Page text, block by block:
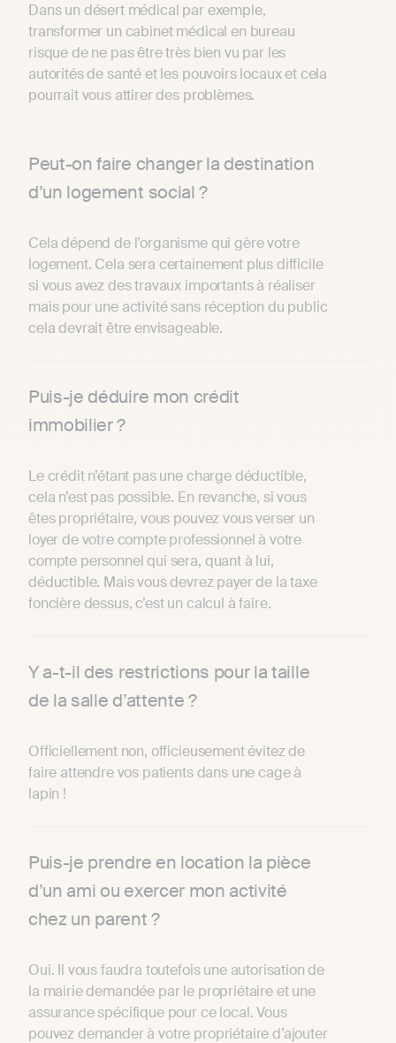
Dans un désert médical par exemple,
transformer un cabinet médical en bureau
risque de ne pas être très bien vu par les
autorités de santé et les pouvoirs locaux et cela
pourrait vous attirer des problèmes.
Peut-on faire changer la destination
d’un logement social ?
Cela dépend de l’organisme qui gère votre
logement. Cela sera certainement plus difficile
si vous avez des travaux importants à réaliser
mais pour une activité sans réception du public
cela devrait être envisageable.
Puis-je déduire mon crédit
immobilier ?
Le crédit n’étant pas une charge déductible,
cela n’est pas possible. En revanche, si vous
êtes propriétaire, vous pouvez vous verser un
loyer de votre compte professionnel à votre
compte personnel qui sera, quant à lui,
déductible. Mais vous devrez payer de la taxe
foncière dessus, c’est un calcul à faire.
Y a-t-il des restrictions pour la taille
de la salle d’attente ?
Officiellement non, officieusement évitez de
faire attendre vos patients dans une cage à
lapin !
Puis-je prendre en location la pièce
d’un ami ou exercer mon activité
chez un parent ?
Oui. Il vous faudra toutefois une autorisation de
la mairie demandée par le propriétaire et une
assurance spécifique pour ce local. Vous
pouvez demander à votre propriétaire d’ajouter